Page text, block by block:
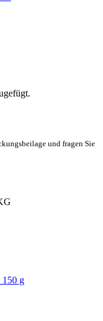
und fragen Sie
g